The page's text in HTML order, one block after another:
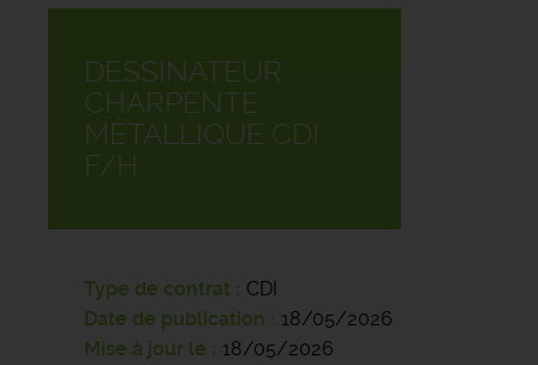
DESSINATEUR
CHARPENTE
MÉTALLIQUE CDI
F/H
Type de contrat
CDI
Date de publication
18/05/2026
Mise à jour le
18/05/2026